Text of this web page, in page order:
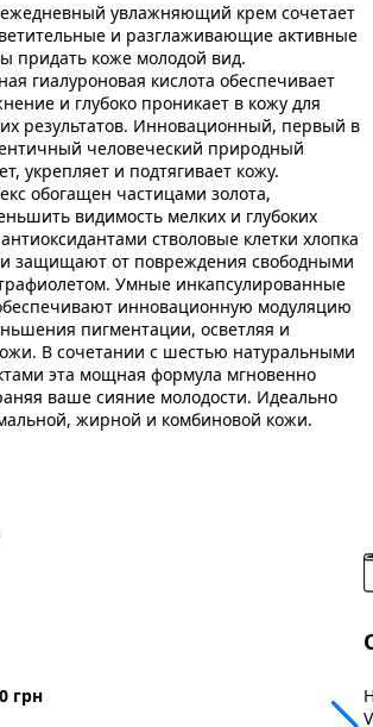
ежедневный увлажняющий крем сочетает
и разглаживающие активные
придать коже молодой вид.
гиалуроновая кислота обеспечивает
и глубоко проникает в кожу для
результатов. Инновационный, первый в
человеческий природный
укрепляет и подтягивает кожу.
обогащен частицами золота,
видимость мелких и глубоких
стволовые клетки хлопка
и защищают от повреждения свободными
Умные инкапсулированные
инновационную модуляцию
пигментации, осветляя и
В сочетании с шестью натуральными
эта мощная формула мгновенно
ваше сияние молодости. Идеально
жирной и комбиновой кожи.
грн